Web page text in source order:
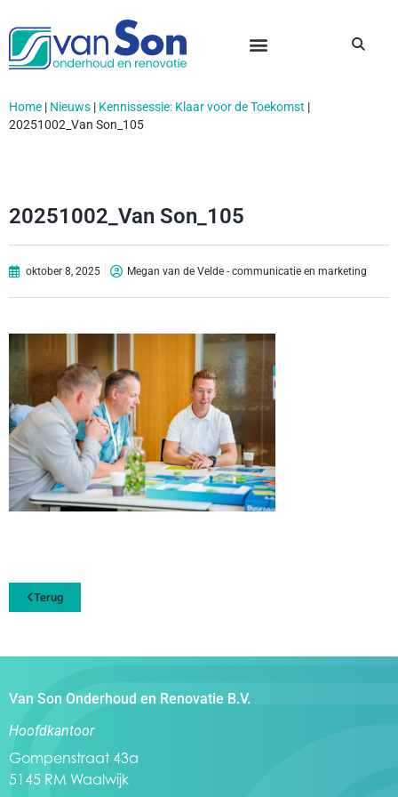
Home | Nieuws | Kennissessie: Klaar voor de Toekomst |
20251002_Van Son_105
20251002_Van Son_105
oktober 8, 2025 Megan van de Velde - communicatie en marketing
Terug
Van Son Onderhoud en Renovatie B.V.
Hoofdkantoor
Gompenstraat 43a
5145 RM Waalwijk